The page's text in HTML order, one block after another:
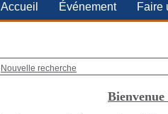
Nouvelle recherche
Accueil Événement
Faire